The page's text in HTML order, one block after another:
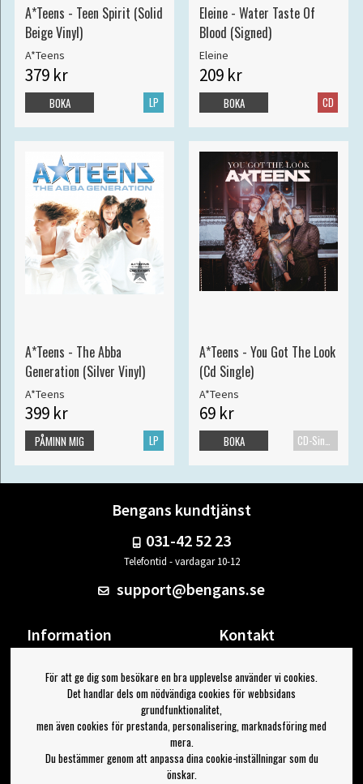
A*Teens - Teen Spirit (Solid
Beige Vinyl)
A*Teens
379 kr
LP
BOKA
Eleine - Water Taste Of
Blood (Signed)
Eleine
209 kr
CD
BOKA
A*Teens - The Abba
Generation (Silver Vinyl)
A*Teens
399 kr
LP
PÅMINN MIG
A*Teens - You Got The Look
(Cd Single)
A*Teens
69 kr
CD-Singel
BOKA
Bengans kundtjänst
031-42 52 23
Telefontid - vardagar 10-12
support@bengans.se
Information
Om Bengans
FAQ / Köp- & Leveransvillkor
Kontakt
Din sida
Logga ut
Jag vill ha tips från Bengans
För att ge dig som besökare en bra upplevelse använder vi cookies.
Det handlar dels om nödvändiga cookies för webbsidans
grundfunktionalitet,
men även cookies för prestanda, personalisering, marknadsföring med
mera.
Du bestämmer genom att anpassa dina cookie-inställningar som du
önskar.